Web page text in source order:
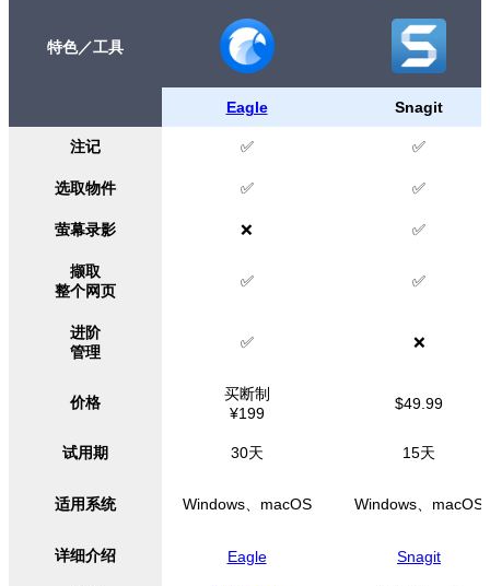
特色／工具
Eagle Snagit
注记 ✅ ✅
选取物件 ✅ ✅
萤幕录影 ❌ ✅
撷取
整个网页
✅ ✅
进阶
管理
✅ ❌
价格
买断制
¥199
$49.99
试用期 30天 15天
适用系统 Windows、macOS Windows、macOS
详细介绍 Eagle Snagit